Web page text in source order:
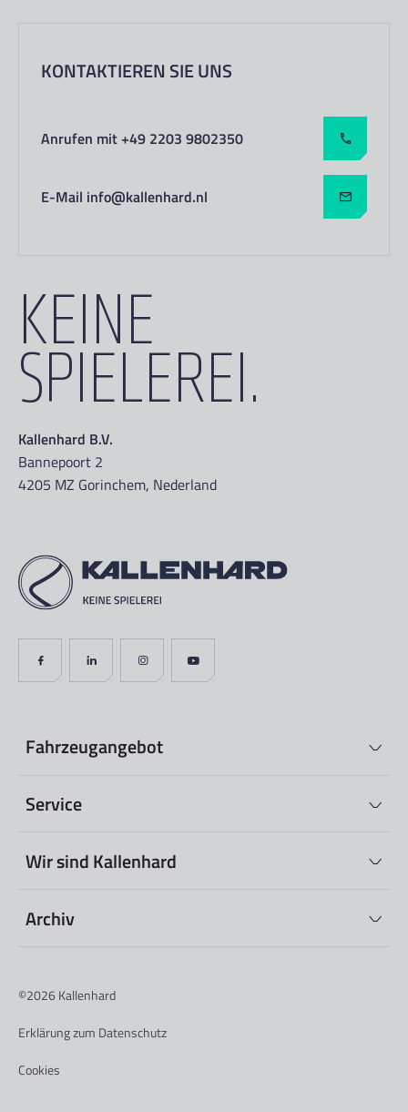
KONTAKTIEREN SIE UNS
Anrufen mit +49 2203 9802350
E-Mail info@kallenhard.nl
KEINE
SPIELEREI.
Kallenhard B.V.
Bannepoort 2
4205 MZ Gorinchem, Nederland
Fahrzeugangebot
Service
Wir sind Kallenhard
Archiv
©2026 Kallenhard
Erklärung zum Datenschutz
Cookies